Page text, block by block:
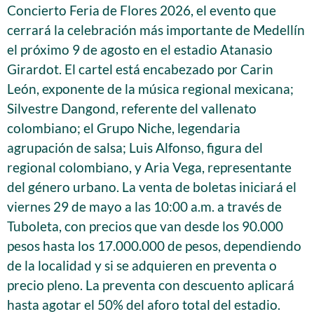
Concierto Feria de Flores 2026, el evento que
cerrará la celebración más importante de Medellín
el próximo 9 de agosto en el estadio Atanasio
Girardot. El cartel está encabezado por Carin
León, exponente de la música regional mexicana;
Silvestre Dangond, referente del vallenato
colombiano; el Grupo Niche, legendaria
agrupación de salsa; Luis Alfonso, figura del
regional colombiano, y Aria Vega, representante
del género urbano. La venta de boletas iniciará el
viernes 29 de mayo a las 10:00 a.m. a través de
Tuboleta, con precios que van desde los 90.000
pesos hasta los 17.000.000 de pesos, dependiendo
de la localidad y si se adquieren en preventa o
precio pleno. La preventa con descuento aplicará
hasta agotar el 50% del aforo total del estadio.